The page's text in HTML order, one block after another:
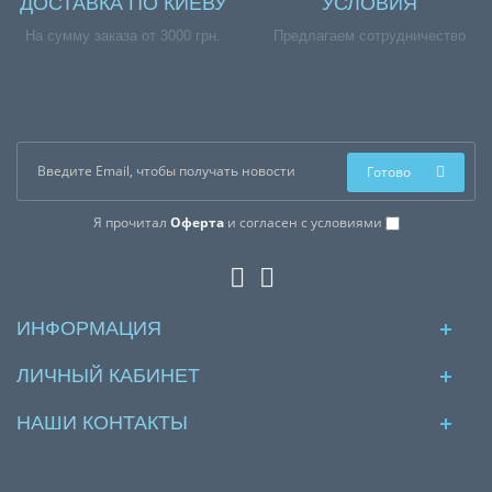
На сумму заказа от 3000 грн. Предлагаем сотрудничество
Я прочитал Офертаи согласен с условиями
Готово
ИНФОРМАЦИЯ
ЛИЧНЫЙ КАБИНЕТ
НАШИ КОНТАКТЫ